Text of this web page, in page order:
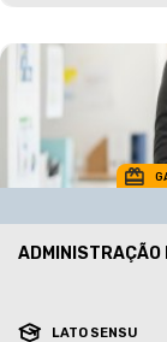
ADMINISTRAÇÃO
LATO SENSU